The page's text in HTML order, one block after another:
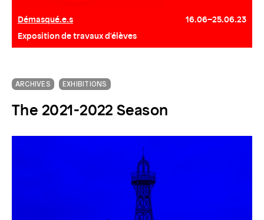
Démasqué.e.s
16.06–25.06.23
Exposition de travaux d'élèves
ARCHIVES EXHIBITIONS
The 2021-2022 Season